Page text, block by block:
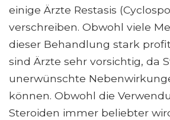
einige Ärzte Restasis
verschreiben. Obwohl viele
dieser Behandlung stark
sind Ärzte sehr vorsichtig, da
unerwünschte
können. Obwohl die
Steroiden immer beliebter